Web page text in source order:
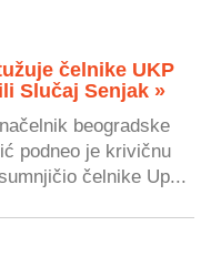
čelnike UKP
Slučaj Senjak »
beogradske
podneo je krivičnu
čelnike Up...